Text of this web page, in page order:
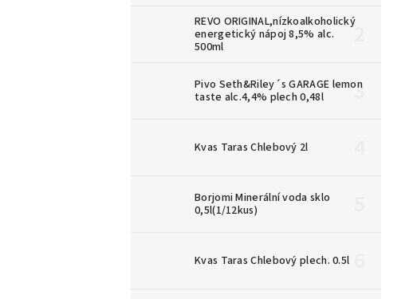
REVO ORIGINAL,nízkoalkoholický
energetický nápoj 8,5% alc.
500ml
Pivo Seth&Riley´s GARAGE lemon
taste alc.4,4% plech 0,48l
Kvas Taras Chlebový 2l
Borjomi Minerální voda sklo
0,5l(1/12kus)
Kvas Taras Chlebový plech. 0.5l